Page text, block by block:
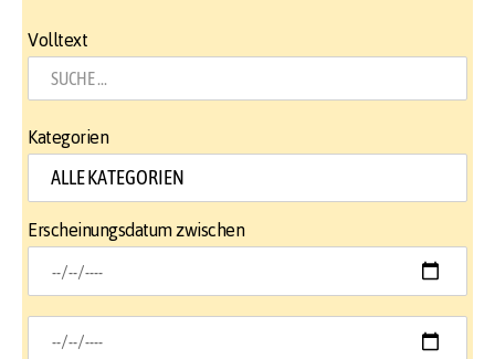
Volltext
Kategorien
Erscheinungsdatum zwischen